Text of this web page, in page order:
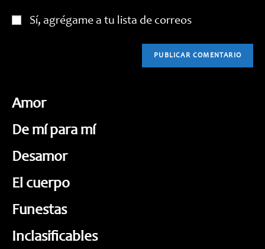
Sí, agrégame a tu lista de correos
Amor
De mí para mí
Desamor
El cuerpo
Funestas
Inclasificables